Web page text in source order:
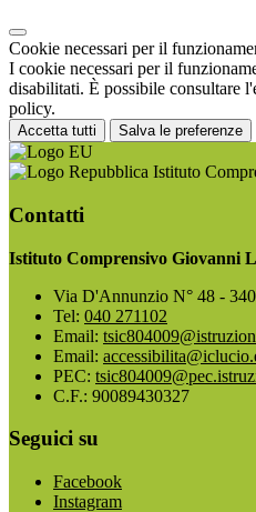
Cookie necessari per il
I cookie necessari per il
disabilitati. È possibile consultare
policy.
Accetta tutti Salva le preferenze
Istituto
Contatti
Istituto Comprensivo Giovanni
Via D'Annunzio N° 48 -
Tel: 040 271102
Email:
Email:
PEC:
C.F.: 90089430327
Seguici su
Facebook
Instagram